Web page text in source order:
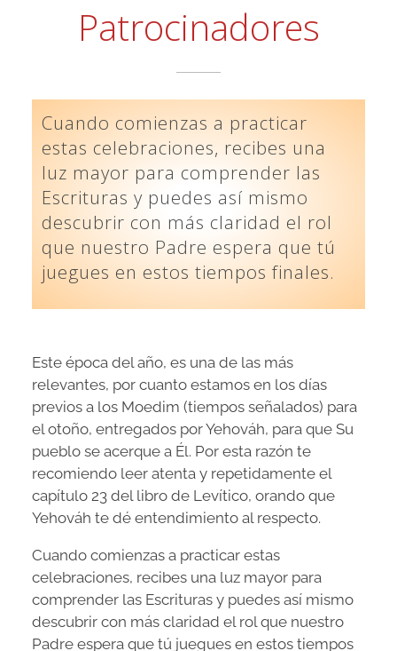
Patrocinadores
Cuando comienzas a practicar
estas celebraciones, recibes una
luz mayor para comprender las
Escrituras y puedes así mismo
descubrir con más claridad el rol
que nuestro Padre espera que tú
juegues en estos tiempos finales.
Este época del año, es una de las más
relevantes, por cuanto estamos en los días
previos a los Moedim (tiempos señalados) para
el otoño, entregados por Yehováh, para que Su
pueblo se acerque a Él. Por esta razón te
recomiendo leer atenta y repetidamente el
capítulo 23 del libro de Levítico, orando que
Yehováh te dé entendimiento al respecto.
Cuando comienzas a practicar estas
celebraciones, recibes una luz mayor para
comprender las Escrituras y puedes así mismo
descubrir con más claridad el rol que nuestro
Padre espera que tú juegues en estos tiempos